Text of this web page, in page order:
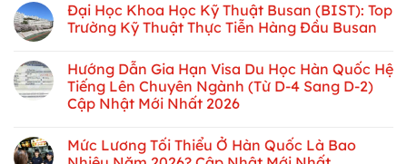
Đại Học Khoa Học Kỹ Thuật Busan (BIST): Top
Trường Kỹ Thuật Thực Tiễn Hàng Đầu Busan
Hướng Dẫn Gia Hạn Visa Du Học Hàn Quốc Hệ
Tiếng Lên Chuyên Ngành (Từ D-4 Sang D-2)
Cập Nhật Mới Nhất 2026
Mức Lương Tối Thiểu Ở Hàn Quốc Là Bao